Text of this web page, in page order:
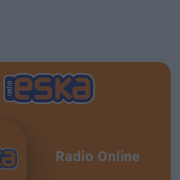
Radio Online